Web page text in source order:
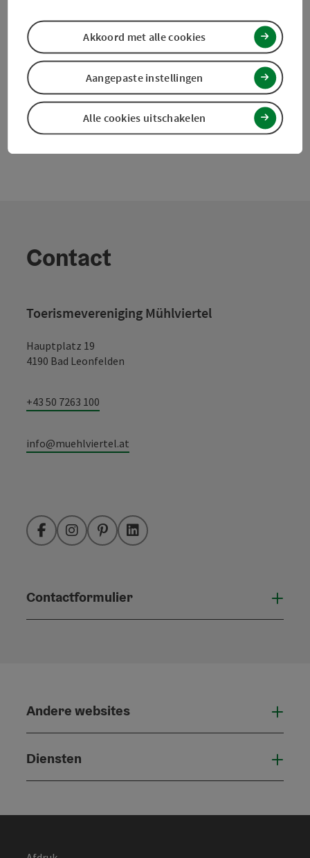
PDF aanmaken
powered by TOURDATA Doe een suggestie
Contact
Toerismevereniging Mühlviertel
Hauptplatz 19
4190 Bad Leonfelden
+43 50 7263 100
info@muehlviertel.at
FacebookInstagramPinterestLinkedIn
Contactformulier
Andere websites
Diensten
Alle cookies uitschakelen
Aangepaste instellingen
Akkoord met alle cookies